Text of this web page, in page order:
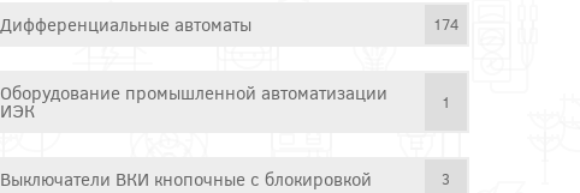
Дифференциальные автоматы 174
Оборудование промышленной автоматизации
ИЭК 1
Выключатели ВКИ кнопочные с блокировкой 3